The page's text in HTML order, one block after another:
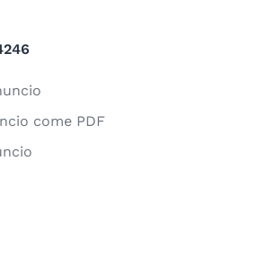
come PDF